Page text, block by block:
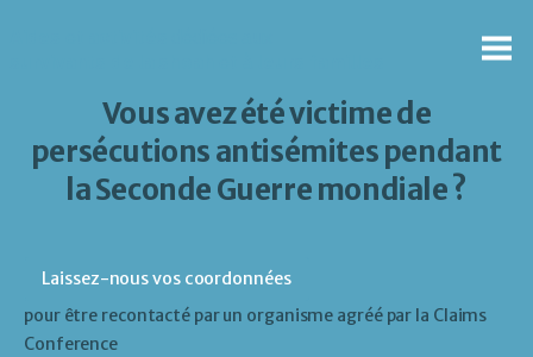
Vous avez été victime de
persécutions antisémites pendant
la Seconde Guerre mondiale ?
Laissez-nous vos coordonnées
pour être recontacté par un organisme agréé par la Claims
Conference